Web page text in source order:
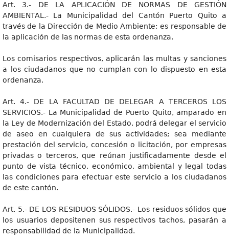
Art. 3.- DE LA APLICACIÓN DE NORMAS DE GESTIÓN
AMBIENTAL.- La Municipalidad del Cantón Puerto Quito a
través de la Dirección de Medio Ambiente; es responsable de
la aplicación de las normas de esta ordenanza.
Los comisarios respectivos, aplicarán las multas y sanciones
a los ciudadanos que no cumplan con lo dispuesto en esta
ordenanza.
Art. 4.- DE LA FACULTAD DE DELEGAR A TERCEROS LOS
SERVICIOS.- La Municipalidad de Puerto Quito, amparado en
la Ley de Modernización del Estado, podrá delegar el servicio
de aseo en cualquiera de sus actividades; sea mediante
prestación del servicio, concesión o licitación, por empresas
privadas o terceros, que reúnan justificadamente desde el
punto de vista técnico, económico, ambiental y legal todas
las condiciones para efectuar este servicio a los ciudadanos
de este cantón.
Art. 5.- DE LOS RESIDUOS SÓLIDOS.- Los residuos sólidos que
los usuarios depositenen sus respectivos tachos, pasarán a
responsabilidad de la Municipalidad.